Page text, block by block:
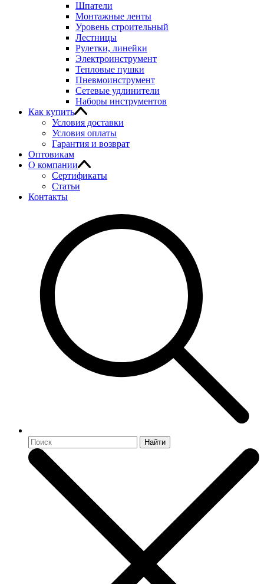
Шпатели
Монтажные ленты
Уровень строительный
Лестницы
Рулетки, линейки
Электроинструмент
Тепловые пушки
Пневмоинструмент
Сетевые удлинители
Наборы инструментов
Как купить
Условия доставки
Условия оплаты
Гарантия и возврат
Оптовикам
О компании
Сертификаты
Статьи
Контакты
Найти